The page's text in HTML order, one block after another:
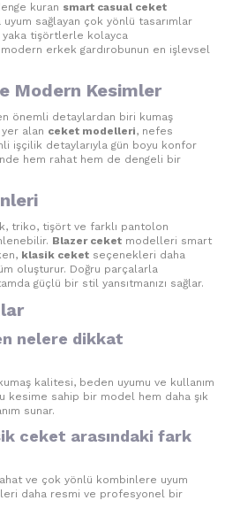
kuran smart casual ceket
sağlayan çok yönlü tasarımlar
yaka tişörtlerle kolayca
erkek gardırobunun en işlevsel
Modern Kesimler
önemli detaylardan biri kumaş
alan ceket modelleri, nefes
işçilik detaylarıyla gün boyu konfor
hem rahat hem de dengeli bir
triko, tişört ve farklı pantolon
Blazer ceket modelleri smart
klasik ceket seçenekleri daha
oluşturur. Doğru parçalarla
güçlü bir stil yansıtmanızı sağlar.
nelere dikkat
kalitesi, beden uyumu ve kullanım
kesime sahip bir model hem daha şık
sunar.
ceket arasındaki fark
ve çok yönlü kombinlere uyum
daha resmi ve profesyonel bir